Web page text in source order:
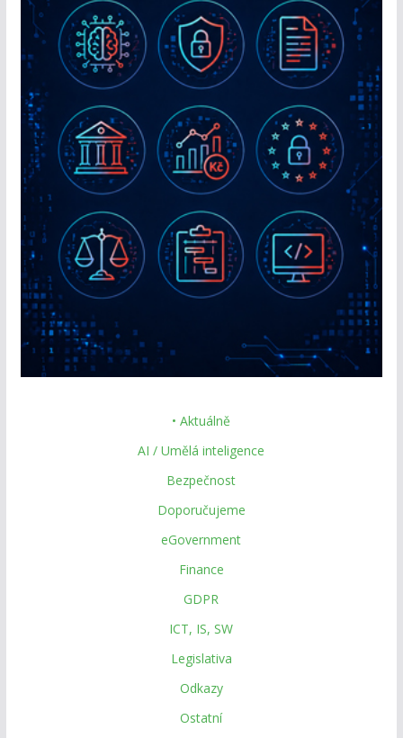
• Aktuálně
AI / Umělá inteligence
Bezpečnost
Doporučujeme
eGovernment
Finance
GDPR
ICT, IS, SW
Legislativa
Odkazy
Ostatní